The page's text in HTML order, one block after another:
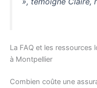
La FAQ et les ressources
à Montpellier
Combien coûte une